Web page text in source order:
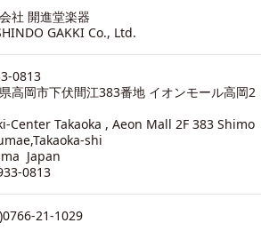
社 開進堂楽器
GAKKI Co., Ltd.
0813
高岡市下伏間江383番地 イオンモール高岡2
Center Takaoka , Aeon Mall 2F 383 Shimo
shi
Japan
0813
21-1029